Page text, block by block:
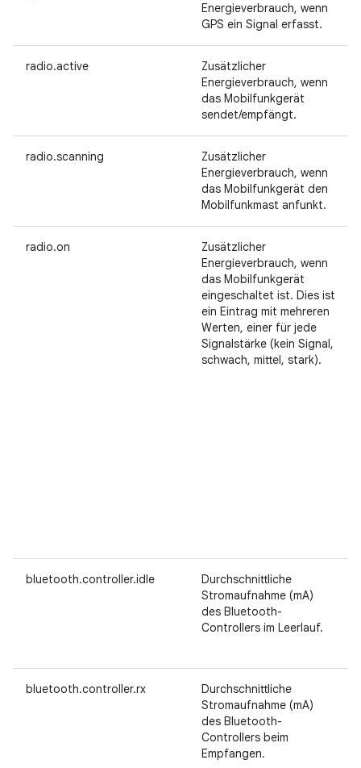
Energieverbrauch, wenn
GPS ein Signal erfasst.
radio.active
Zusätzlicher
Energieverbrauch, wenn
das Mobilfunkgerät
sendet/empfängt.
radio.scanning
Zusätzlicher
Energieverbrauch, wenn
das Mobilfunkgerät den
Mobilfunkmast anfunkt.
radio.on
Zusätzlicher
Energieverbrauch, wenn
das Mobilfunkgerät
eingeschaltet ist. Dies ist
ein Eintrag mit mehreren
Werten, einer für jede
Signalstärke (kein Signal,
schwach, mittel, stark).
bluetooth.controller.idle
Durchschnittliche
Stromaufnahme (mA)
des Bluetooth-
Controllers im Leerlauf.
bluetooth.controller.rx
Durchschnittliche
Stromaufnahme (mA)
des Bluetooth-
Controllers beim
Empfangen.